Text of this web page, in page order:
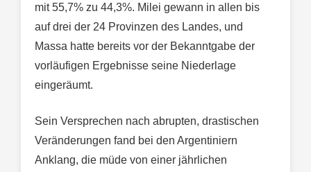
mit 55,7% zu 44,3%. Milei gewann in allen bis
auf drei der 24 Provinzen des Landes, und
Massa hatte bereits vor der Bekanntgabe der
vorläufigen Ergebnisse seine Niederlage
eingeräumt.
Sein Versprechen nach abrupten, drastischen
Veränderungen fand bei den Argentiniern
Anklang, die müde von einer jährlichen